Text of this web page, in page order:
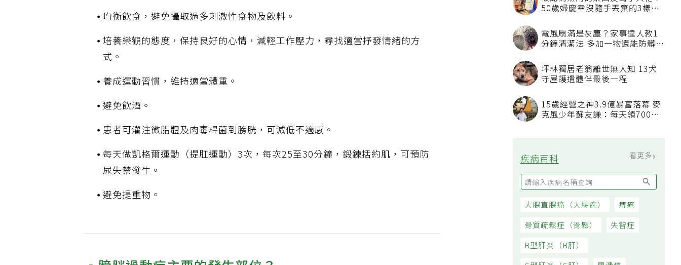
吃飯時喝水稀釋胃酸不消化？營
才要禁
發表上千篇文章打臉健康偽科學
45歲男存2千萬提早退休 接信用
也碰壁
大家都在看
被認為無用的東西反幫了大忙！
50歲婦慶幸沒隨手丟棄的3樣物
電風扇滿是灰塵？家事達人教1
附著
坪林獨居老翁離世無人知 13犬
守屋護遺體伴最後一程
均衡飲食，避免攝取過多刺激性食物及飲料。
培養樂觀的態度，保持良好的心情，減輕工作壓力，尋找適當抒發情緒的方
式。
養成運動習慣，維持適當體重。
避免飲酒。
患者可灌注微脂體及肉毒桿菌到膀胱，可減低不適感。
每天做凱格爾運動（提肛運動）3次，每次25至30分鐘，鍛鍊括約肌，可預防
尿失禁發生。
避免提重物。